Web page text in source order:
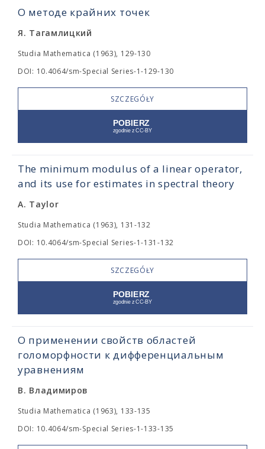
О методе крайних точек
Я. Тагамлицкий
Studia Mathematica (1963), 129-130
DOI: 10.4064/sm-Special Series-1-129-130
SZCZEGÓŁY
The minimum modulus of a linear operator,
and its use for estimates in spectral theory
A. Taylor
Studia Mathematica (1963), 131-132
DOI: 10.4064/sm-Special Series-1-131-132
SZCZEGÓŁY
О применении свойств областей
голоморфности к дифференциальным
уравнениям
В. Владимиров
Studia Mathematica (1963), 133-135
DOI: 10.4064/sm-Special Series-1-133-135